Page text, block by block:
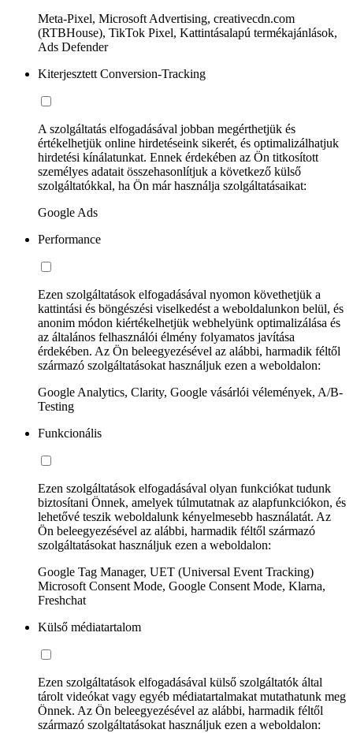
Meta-Pixel, Microsoft Advertising, creativecdn.com
(RTBHouse), TikTok Pixel, Kattintásalapú termékajánlások,
Ads Defender
Kiterjesztett Conversion-Tracking
A szolgáltatás elfogadásával jobban megérthetjük és
értékelhetjük online hirdetéseink sikerét, és optimalizálhatjuk
hirdetési kínálatunkat. Ennek érdekében az Ön titkosított
személyes adatait összehasonlítjuk a következő külső
szolgáltatókkal, ha Ön már használja szolgáltatásaikat:
Google Ads
Performance
Ezen szolgáltatások elfogadásával nyomon követhetjük a
kattintási és böngészési viselkedést a weboldalunkon belül, és
anonim módon kiértékelhetjük webhelyünk optimalizálása és
az általános felhasználói élmény folyamatos javítása
érdekében. Az Ön beleegyezésével az alábbi, harmadik féltől
származó szolgáltatásokat használjuk ezen a weboldalon:
Google Analytics, Clarity, Google vásárlói vélemények, A/B-
Testing
Funkcionális
Ezen szolgáltatások elfogadásával olyan funkciókat tudunk
biztosítani Önnek, amelyek túlmutatnak az alapfunkciókon, és
lehetővé teszik weboldalunk kényelmesebb használatát. Az
Ön beleegyezésével az alábbi, harmadik féltől származó
szolgáltatásokat használjuk ezen a weboldalon:
Google Tag Manager, UET (Universal Event Tracking)
Microsoft Consent Mode, Google Consent Mode, Klarna,
Freshchat
Külső médiatartalom
Ezen szolgáltatások elfogadásával külső szolgáltatók által
tárolt videókat vagy egyéb médiatartalmakat mutathatunk meg
Önnek. Az Ön beleegyezésével az alábbi, harmadik féltől
származó szolgáltatásokat használjuk ezen a weboldalon: